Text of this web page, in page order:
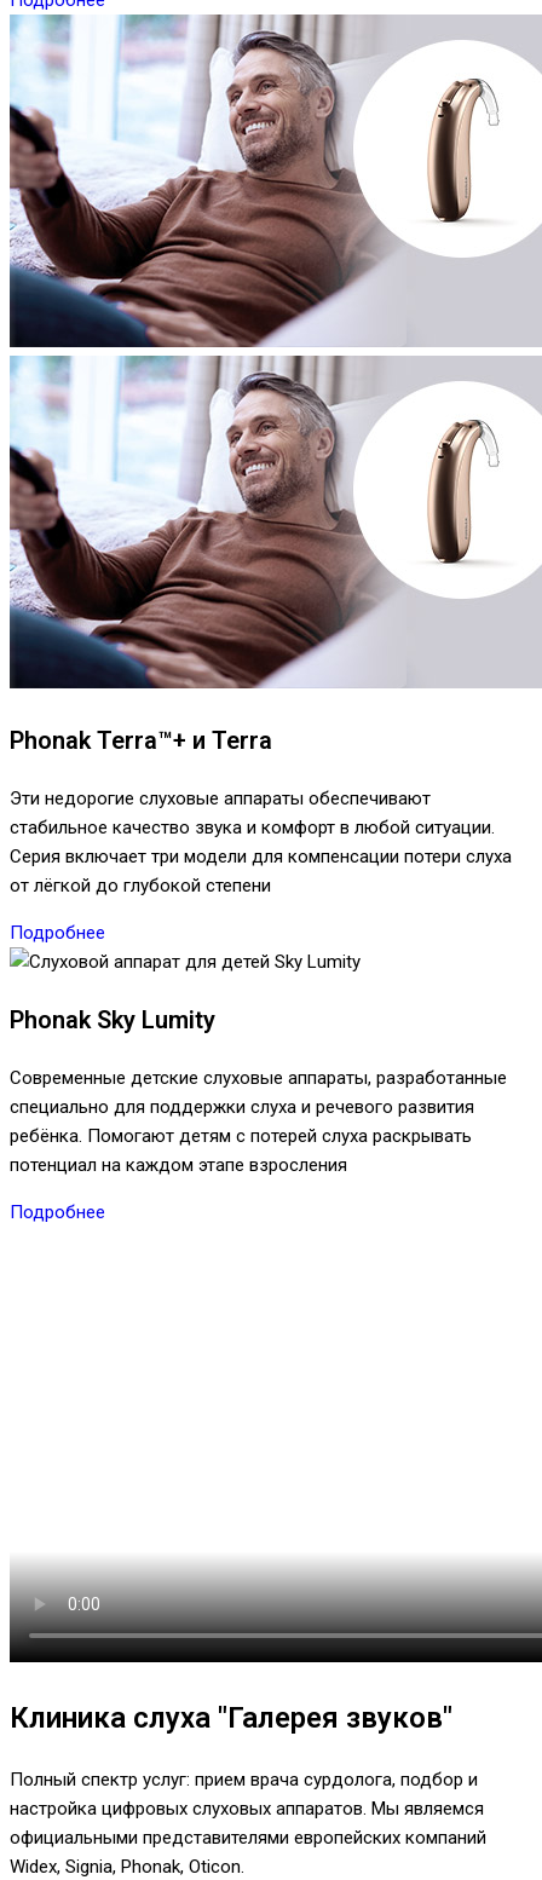
Phonak Terra™+ и Terra
Эти недорогие слуховые аппараты обеспечивают
стабильное качество звука и комфорт в любой ситуации.
Серия включает три модели для компенсации потери слуха
от лёгкой до глубокой степени
Подробнее
Phonak Sky Lumity
Современные детские слуховые аппараты, разработанные
специально для поддержки слуха и речевого развития
ребёнка. Помогают детям с потерей слуха раскрывать
потенциал на каждом этапе взросления
Подробнее
Клиника слуха "Галерея звуков"
Полный спектр услуг: прием врача сурдолога, подбор и
настройка цифровых слуховых аппаратов. Мы являемся
официальными представителями европейских компаний
Widex, Signia, Phonak, Oticon.